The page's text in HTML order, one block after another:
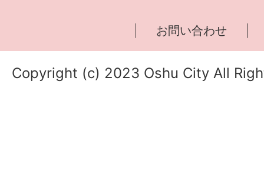
お問い合わせ
Copyright (c) 2023 Oshu City All